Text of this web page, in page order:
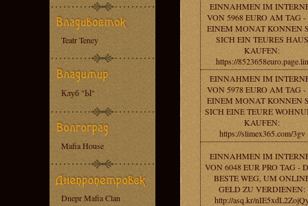
Teatr Teney
Клуб "Ы"
Mafia House
Dnepr Mafia Clan
EINNAHMEN IM
VON 5968 EURO AM TAG
EINEM MONAT KONNEN
SICH EIN TEURES HAUS
KAUFEN:
https://8523658euro.page.lin
EINNAHMEN IM
VON 5978 EURO AM TAG
EINEM MONAT KONNEN
SICH EINE TEURE
KAUFEN:
https://slimex365.com/3gv
EINNAHMEN IM
VON 6048 EUR PRO TAG -
BESTE WEG, UM
GELD ZU VERDIENEN:
http://asq.kr/